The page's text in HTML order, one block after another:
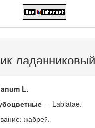
ладанниковый
L.
— Labiatae.
жабрей.